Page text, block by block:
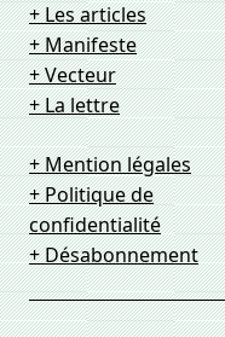
+ Les articles
+ Manifeste
+ Vecteur
+ La lettre
+ Mention légales
+ Politique de
confidentialité
+ Désabonnement